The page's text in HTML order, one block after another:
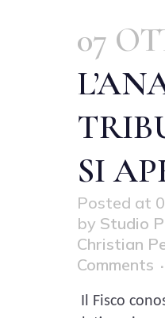
07
SI
Posted at
by Studio
Christian
Comments
Il Fisco